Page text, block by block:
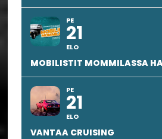
PE
21
ELO
MOBILISTIT MOMMILASSA
PE
21
ELO
VANTAA CRUISING